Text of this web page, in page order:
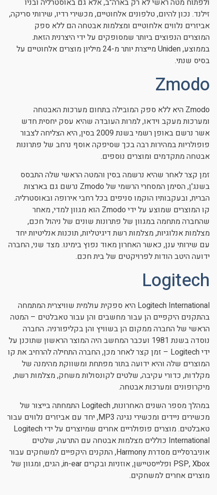
ולפתוח מטה ראשי לא רק בארה"ב, אלא גם באוסטרליה ובניו
זילנד. נכון להיום, טלפונים אלחוטיים, מכשירי רדיו, שירותי סריקה,
אביזרים נלווים אלחוטיים ומצלמות אבטחה הם ללא ספק
המוצרים הנפוצים ביותר שמסופקים על ידי היצרנית הזאת.
בממוצע, Uniden מייצרת יותר מ-24 מיליון מוצרים אלחוטיים על
בסיס שנתי.
Zmodo
Zmodo היא ללא ספק המובילה בתחום מערכות האבטחה
ומערכות מעקב וידאו, למרות העובדה שהיא עסק יחסית חדש
אשר נרשם באופן רשמי בשנת 2009 בסין, היא הצליחה לצבור
פופולריות במהירות רבה בכך שסיפקה אוסף נרחב של פתרונות
אבטחה מתקדמים ומוצרים נוספים.
זמן קצר לאחר שהיא נרשמה בסין והמטה הראשי שלה התבסס
בשנג'ן, הסימן המסחרי הרשמי של Zmodo נרשם גם בארצות
הברית, ובעקבותיו הוקמו סניפים בכל רחבי אירופה ובאוסטרליה.
קו המוצרים שמוצע על ידי Zmodo הוא מגוון למדי, מאחר
שהחברה מתחמה במגוון של פתרונות שונים של ניהול חכם,
מצלמות אנלוגיות, מצלמות רשת דיגיטליות, תוכנות אנליטיות יחד
עם שירותי ענן, כאשר האחרון מאוד נפוץ בימינו. מצד שני, החברה
ידועה היטב הודות לפרויקטים של בית חכם.
Logitech
Logitech International היא ספקית עולמית שוויצרית המתמחה
בהתקנים היקפיים הן עבור מחשבים והן עבור טאבלטים – המטה
הראשי של החברה ממקום הן בשוויץ והן בקליפורניה. החברה
נוסדה בשנת 1981 ועכבר המחשב היה המוצר הראשון שתוכנן על
ידי Logitech – זמן קצר לאחר מכן, החברה התחילה להרחיב את קו
המוצרים שלה והיא ידועה בתור מפתחת ומשווקת מהימנה של
מקלדות, כדורי עקיבה, שלטים לקונסולות משחק, מצלמות רשת,
מיקרופונים ומערכות אבטחה.
במהלך מספר השנים האחרונות, Logitech התמחתה בייצור של
מכשירים ניידים ומכשירי נגינה MP3, יחד עם אביזרים נלווים עבור
טאבלטים. מוצרים פופולריים אחרים שמיוצרים על ידי Logitech
International כוללים מצלמות אבטחה עם התרעה, שלטים
אוניברסליים מסדרת Harmony, התקנים היקפיים למשחקים עבור
PSP, Xbox ופלייסטיישן, אוזניות ובקרים in-ear, הגים, ומגוון של
מוצרים אחרים למשחקים.